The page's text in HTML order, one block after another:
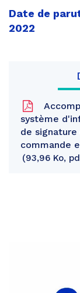
Date de
2022
système
de
commande
93,96 Ko,
Partager